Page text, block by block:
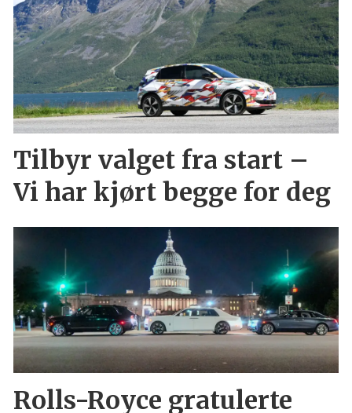
Tilbyr valget fra start –
Vi har kjørt begge for deg
Rolls-Royce gratulerte